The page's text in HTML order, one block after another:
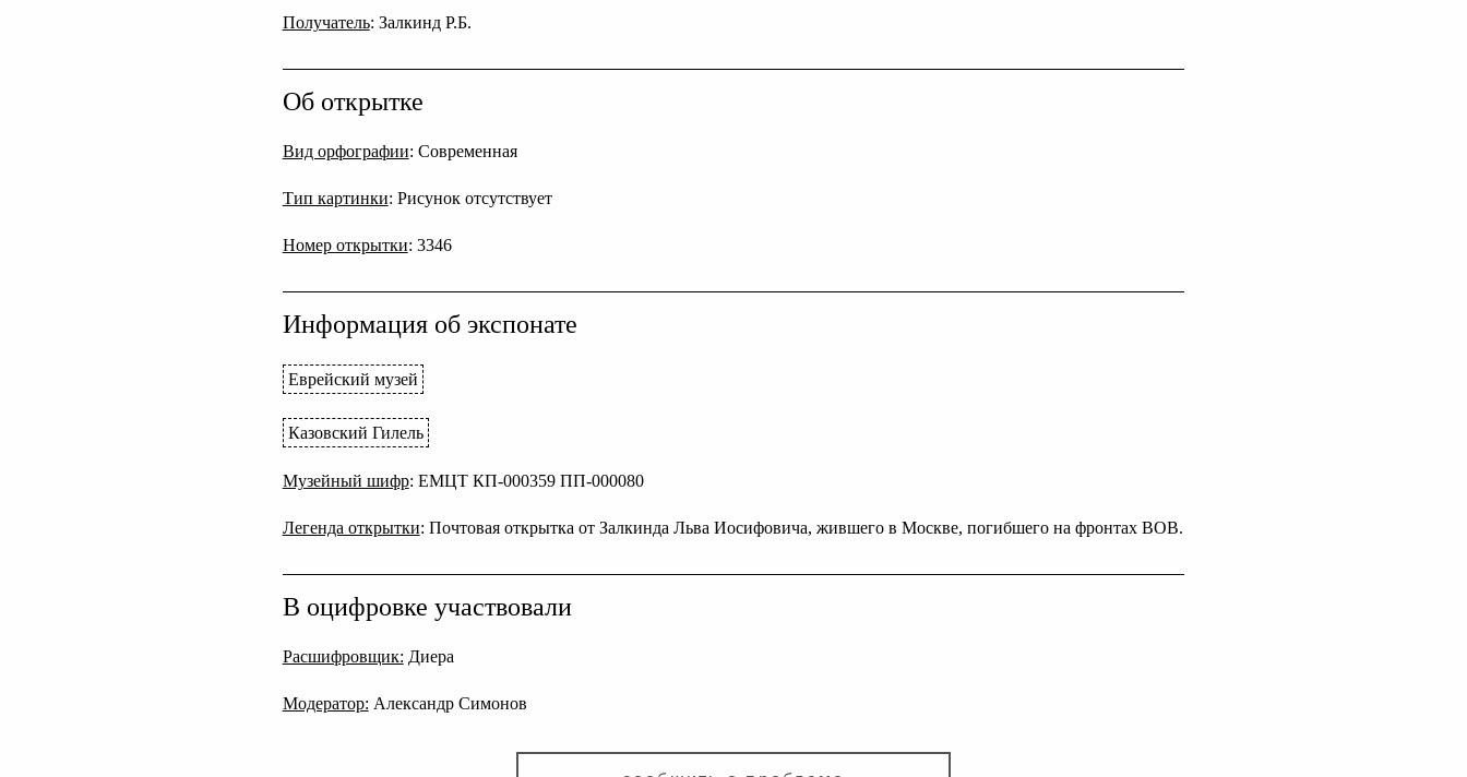
Получатель: Залкинд Р.Б.
Об открытке
Вид орфографии: Современная
Тип картинки: Рисунок отсутствует
Номер открытки: 3346
Информация об экспонате
Еврейский музей
Казовский Гилель
Музейный шифр: ЕМЦТ КП-000359 ПП-000080
Легенда открытки: Почтовая открытка от Залкинда Льва Иосифовича, жившего в Москве, погибшего на фронтах ВОВ.
В оцифровке участвовали
Расшифровщик: Диера
Модератор: Александр Симонов